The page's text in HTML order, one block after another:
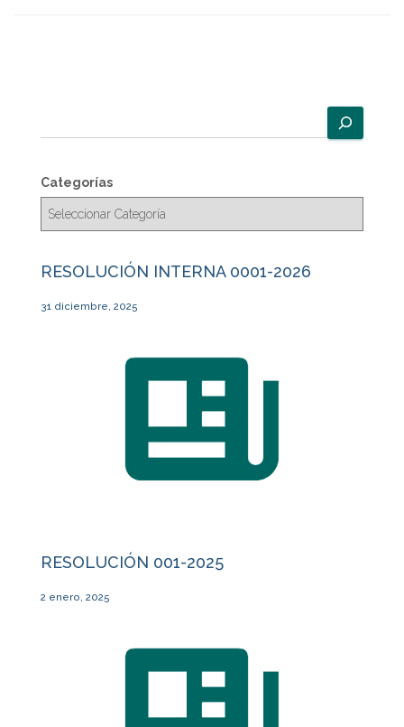
u
c
a
Categorías
RESOLUCIÓN INTERNA 0001-2026
31 diciembre, 2025
RESOLUCIÓN 001-2025
2 enero, 2025